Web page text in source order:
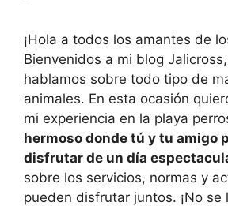
¡Hola a todos los amantes de
Bienvenidos a mi blog
hablamos sobre todo tipo de
animales. En esta ocasión
mi experiencia en la playa
hermoso donde tú y tu amigo
disfrutar de un día
sobre los servicios, normas y
pueden disfrutar juntos. ¡No se